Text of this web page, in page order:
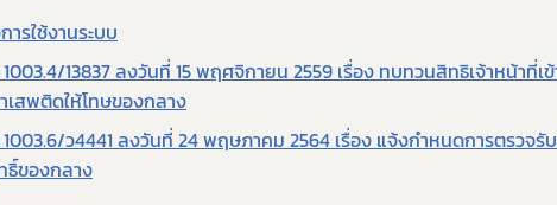
รใช้งานระบบ
13837 ลงวันที่ 15 พฤศจิกายน 2559 เรื่อง ทบทวนสิทธิเจ้าหน้าที่เข้
สพติดให้โทษของกลาง
ว4441 ลงวันที่ 24 พฤษภาคม 2564 เรื่อง แจ้งกำหนดการตรวจรั
ธิ์ของกลาง